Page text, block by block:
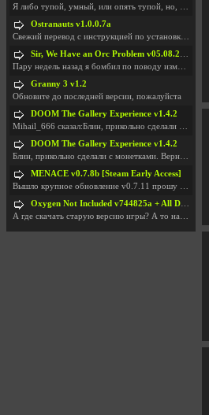
Я либо тупой, умный, или опять тупой, но, вроде я
Ostranauts v1.0.0.7a
Свежий перевод с инструкцией по установкеhttps://g
Sir, We Have an Orc Problem v05.08.2026
Пару недель назад я бомбил по поводу изменения мин
Granny 3 v1.2
Обновите до последней версии, пожалуйста
DOOM The Gallery Experience v1.4.2
Mihail_666 сказал:Блин, прикольно сделали с монетк
DOOM The Gallery Experience v1.4.2
Блин, прикольно сделали с монетками. Вернулся в св
MENACE v0.7.8b [Steam Early Access]
Вышло крупное обновление v0.7.11 прошу обновить
Oxygen Not Included v744825a + All DLC
А где скачать старую версию игры? А то на новой но